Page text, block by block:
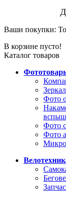
Ваши покупки:
В корзине пусто!
Каталог товаров
Фото
Фото
Фото